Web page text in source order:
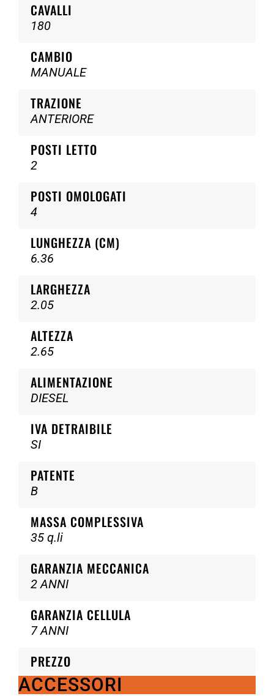
CAVALLI
180
CAMBIO
MANUALE
TRAZIONE
ANTERIORE
POSTI LETTO
2
POSTI OMOLOGATI
4
LUNGHEZZA (CM)
6.36
LARGHEZZA
2.05
ALTEZZA
2.65
ALIMENTAZIONE
DIESEL
IVA DETRAIBILE
SI
PATENTE
B
MASSA COMPLESSIVA
35 q.li
GARANZIA MECCANICA
2 ANNI
GARANZIA CELLULA
7 ANNI
PREZZO
ACCESSORI